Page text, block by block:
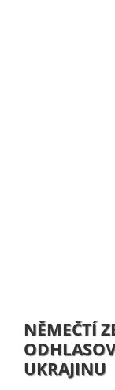
NĚMEČTÍ
UKRAJINU